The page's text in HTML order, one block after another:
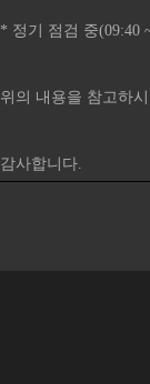
* 정기 점검 중(09:40
위의 내용을 참고하
감사합니다.​